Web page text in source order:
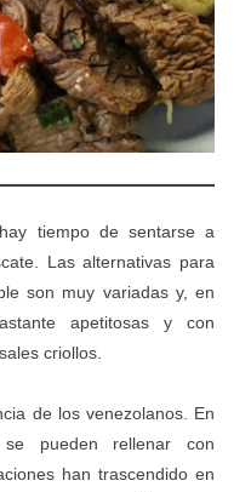
tiempo de sentarse a
Las alternativas para
son muy variadas y, en
apetitosas y con
criollos.
de los venezolanos. En
se pueden rellenar con
han trascendido en